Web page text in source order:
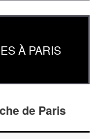
À PARIS
de Paris